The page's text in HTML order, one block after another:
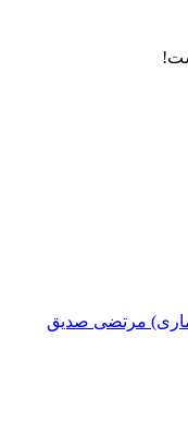
معماری) مرتضی صدیق